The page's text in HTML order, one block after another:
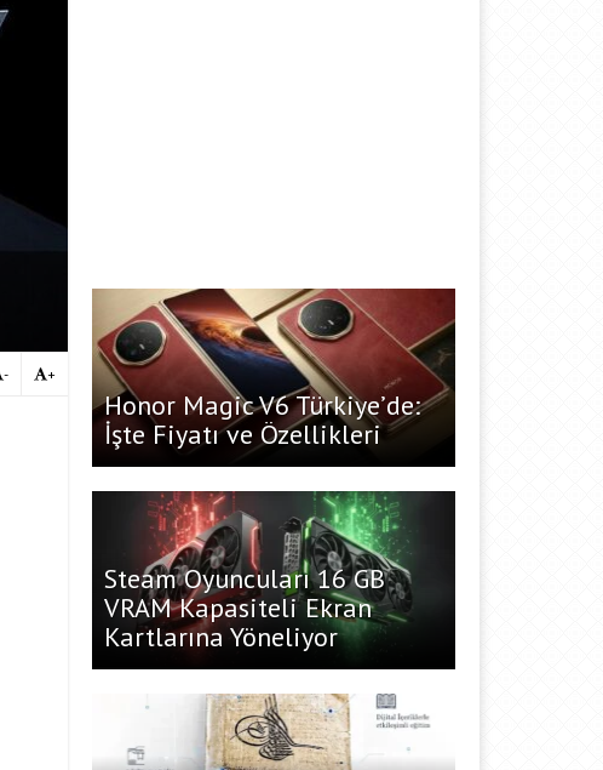
+
-
Honor Magic V6 Türkiye’de:
İşte Fiyatı ve Özellikleri
Steam Oyuncuları 16 GB
VRAM Kapasiteli Ekran
Kartlarına Yöneliyor